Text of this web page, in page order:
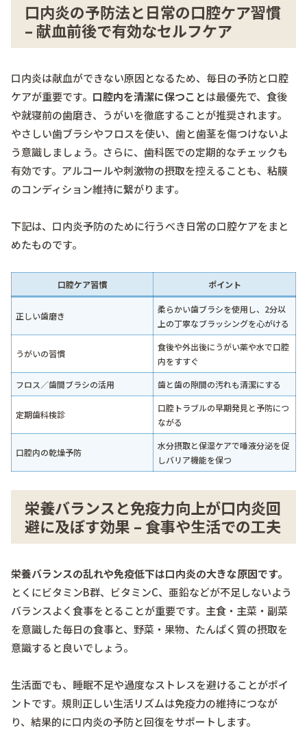
口内炎の予防法と日常の口腔ケア習慣
– 献血前後で有効なセルフケア
口内炎は献血ができない原因となるため、毎日の予防と口腔
ケアが重要です。 口腔内を清潔に保つことは最優先で、食後
や就寝前の歯磨き、うがいを徹底することが推奨されます。
やさしい歯ブラシやフロスを使い、歯と歯茎を傷つけないよ
う意識しましょう。さらに、歯科医での定期的なチェックも
有効です。アルコールや刺激物の摂取を控えることも、粘膜
のコンディション維持に繋がります。
下記は、口内炎予防のために行うべき日常の口腔ケアをまと
めたものです。
口腔ケア習慣 ポイント
正しい歯磨き
柔らかい歯ブラシを使用し、2分以
上の丁寧なブラッシングを心がける
うがいの習慣
食後や外出後にうがい薬や水で口腔
内をすすぐ
フロス／歯間ブラシの活用
歯と歯の隙間の汚れも清潔にする
定期歯科検診
口腔トラブルの早期発見と予防につ
ながる
口腔内の乾燥予防
水分摂取と保湿ケアで唾液分泌を促
しバリア機能を保つ
栄養バランスと免疫力向上が口内炎回
避に及ぼす効果 – 食事や生活での工夫
栄養バランスの乱れや免疫低下は口内炎の大きな原因です。
とくにビタミンB群、ビタミンC、亜鉛などが不足しないよう
バランスよく食事をとることが重要です。主食・主菜・副菜
を意識した毎日の食事と、野菜・果物、たんぱく質の摂取を
意識すると良いでしょう。
生活面でも、睡眠不足や過度なストレスを避けることがポイ
ントです。規則正しい生活リズムは免疫力の維持につなが
り、結果的に口内炎の予防と回復をサポートします。